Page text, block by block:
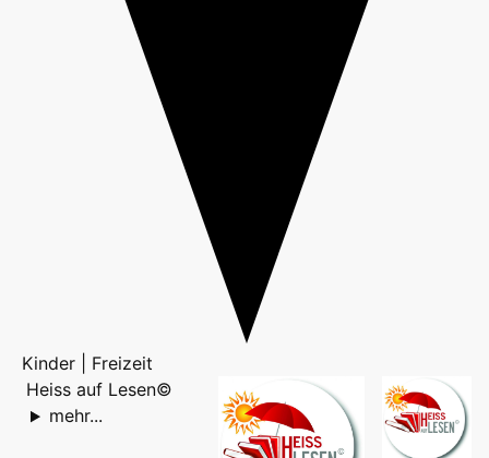
Kinder | Freizeit
Heiss auf Lesen©
mehr...